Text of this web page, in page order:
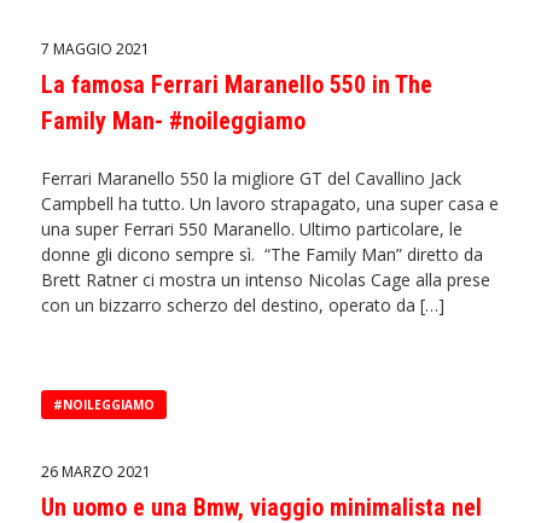
7 MAGGIO 2021
La famosa Ferrari Maranello 550 in The
Family Man- #noileggiamo
Ferrari Maranello 550 la migliore GT del Cavallino Jack
Campbell ha tutto. Un lavoro strapagato, una super casa e
una super Ferrari 550 Maranello. Ultimo particolare, le
donne gli dicono sempre sì. “The Family Man” diretto da
Brett Ratner ci mostra un intenso Nicolas Cage alla prese
con un bizzarro scherzo del destino, operato da […]
#NOILEGGIAMO
26 MARZO 2021
Un uomo e una Bmw, viaggio minimalista nel